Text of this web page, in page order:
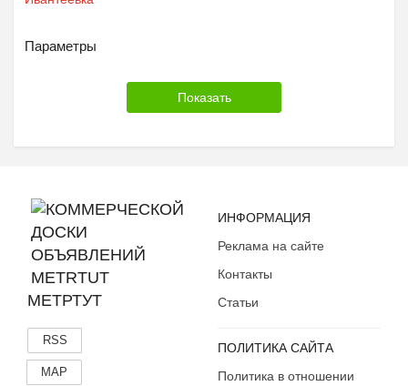
Параметры
МЕТРТУТ
RSS
MAP
ИНФОРМАЦИЯ
Реклама на сайте
Контакты
Статьи
ПОЛИТИКА САЙТА
Политика в отношении